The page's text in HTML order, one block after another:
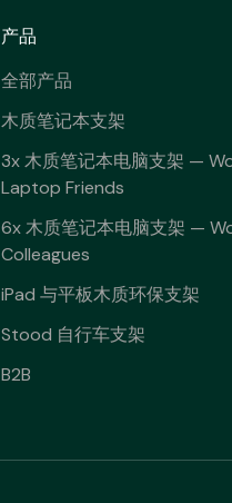
产品
全部产品
木质笔记本支架
3x 木质笔记本电脑支架 —
Laptop Friends
6x 木质笔记本电脑支架 —
Colleagues
iPad 与平板木质环保支架
Stood 自行车支架
B2B